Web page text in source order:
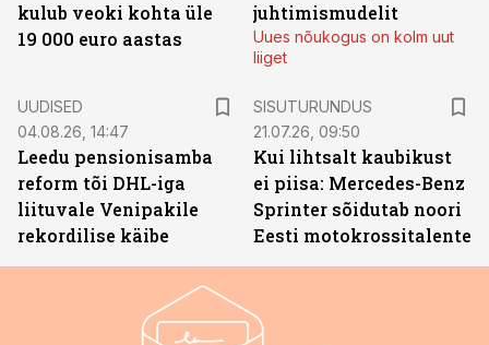
kulub veoki kohta üle
19 000 euro aastas
juhtimismudelit
Uues nõukogus on kolm uut
liiget
UUDISED
04.08.26, 14:47
Leedu pensionisamba
reform tõi DHL-iga
liituvale Venipakile
rekordilise käibe
SISUTURUNDUS
21.07.26, 09:50
Kui lihtsalt kaubikust
ei piisa: Mercedes-Benz
Sprinter sõidutab noori
Eesti motokrossitalente